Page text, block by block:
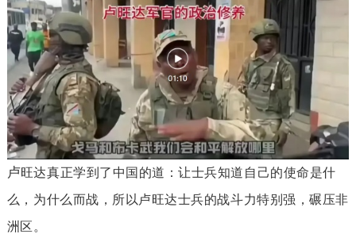
卢旺达真正学到了中国的道：让士兵知道自己的使命是什
么，为什么而战，所以卢旺达士兵的战斗力特别强，碾压非
洲区。